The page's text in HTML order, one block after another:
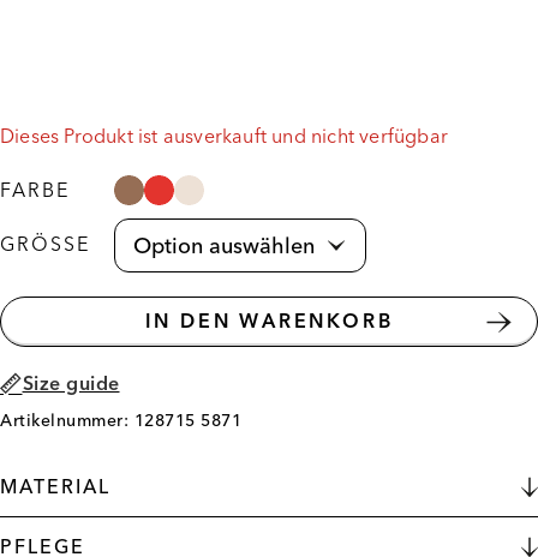
Dieses Produkt ist ausverkauft und nicht verfügbar
FARBE
GRÖSSE
IN DEN WARENKORB
Size guide
Artikelnummer: 128715 5871
MATERIAL
PFLEGE